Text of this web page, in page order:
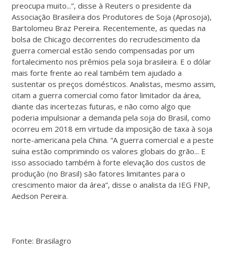
preocupa muito...”, disse à Reuters o presidente da
Associação Brasileira dos Produtores de Soja (Aprosoja),
Bartolomeu Braz Pereira. Recentemente, as quedas na
bolsa de Chicago decorrentes do recrudescimento da
guerra comercial estão sendo compensadas por um
fortalecimento nos prêmios pela soja brasileira. E o dólar
mais forte frente ao real também tem ajudado a
sustentar os preços domésticos. Analistas, mesmo assim,
citam a guerra comercial como fator limitador da área,
diante das incertezas futuras, e não como algo que
poderia impulsionar a demanda pela soja do Brasil, como
ocorreu em 2018 em virtude da imposição de taxa à soja
norte-americana pela China. “A guerra comercial e a peste
suína estão comprimindo os valores globais do grão... E
isso associado também à forte elevação dos custos de
produção (no Brasil) são fatores limitantes para o
crescimento maior da área”, disse o analista da IEG FNP,
Aedson Pereira.
Fonte: Brasilagro